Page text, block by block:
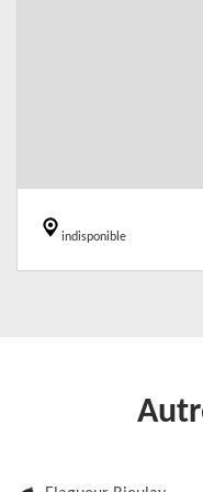
indisponible